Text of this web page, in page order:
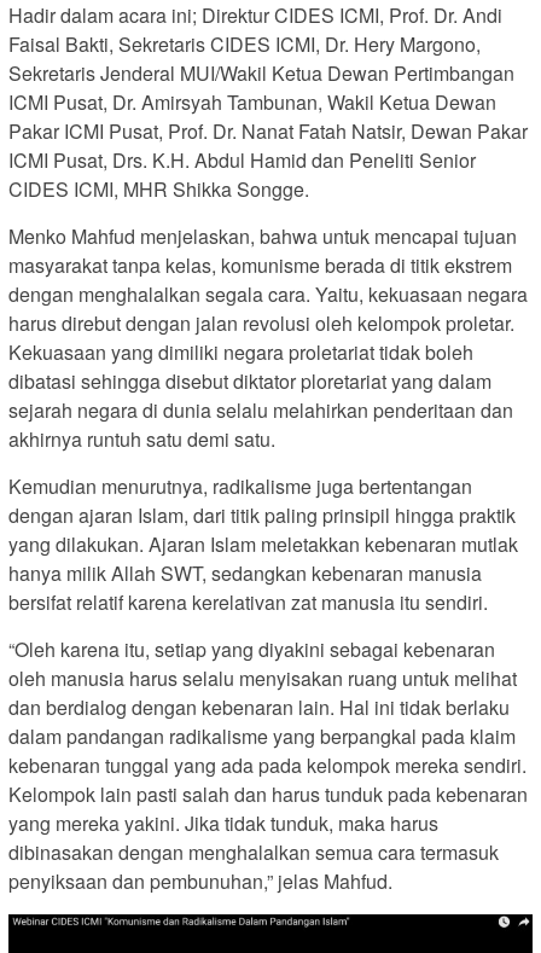
Hadir dalam acara ini; Direktur CIDES ICMI, Prof. Dr. Andi
Faisal Bakti, Sekretaris CIDES ICMI, Dr. Hery Margono,
Sekretaris Jenderal MUI/Wakil Ketua Dewan Pertimbangan
ICMI Pusat, Dr. Amirsyah Tambunan, Wakil Ketua Dewan
Pakar ICMI Pusat, Prof. Dr. Nanat Fatah Natsir, Dewan Pakar
ICMI Pusat, Drs. K.H. Abdul Hamid dan Peneliti Senior
CIDES ICMI, MHR Shikka Songge.
Menko Mahfud menjelaskan, bahwa untuk mencapai tujuan
masyarakat tanpa kelas, komunisme berada di titik ekstrem
dengan menghalalkan segala cara. Yaitu, kekuasaan negara
harus direbut dengan jalan revolusi oleh kelompok proletar.
Kekuasaan yang dimiliki negara proletariat tidak boleh
dibatasi sehingga disebut diktator ploretariat yang dalam
sejarah negara di dunia selalu melahirkan penderitaan dan
akhirnya runtuh satu demi satu.
Kemudian menurutnya, radikalisme juga bertentangan
dengan ajaran Islam, dari titik paling prinsipil hingga praktik
yang dilakukan. Ajaran Islam meletakkan kebenaran mutlak
hanya milik Allah SWT, sedangkan kebenaran manusia
bersifat relatif karena kerelativan zat manusia itu sendiri.
“Oleh karena itu, setiap yang diyakini sebagai kebenaran
oleh manusia harus selalu menyisakan ruang untuk melihat
dan berdialog dengan kebenaran lain. Hal ini tidak berlaku
dalam pandangan radikalisme yang berpangkal pada klaim
kebenaran tunggal yang ada pada kelompok mereka sendiri.
Kelompok lain pasti salah dan harus tunduk pada kebenaran
yang mereka yakini. Jika tidak tunduk, maka harus
dibinasakan dengan menghalalkan semua cara termasuk
penyiksaan dan pembunuhan,” jelas Mahfud.